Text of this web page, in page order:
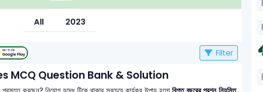
All 2023
Filter
MCQ Question Bank & Solution